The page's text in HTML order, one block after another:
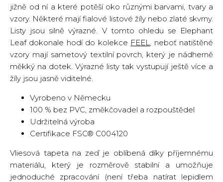
jižně od ní a které potěší oko různými barvami, tvary a
vzory. Některé mají fialové listové žíly nebo zlaté skvrny.
Listy jsou silně výrazné. V tomto ohledu se Elephant
Leaf dokonale hodí do kolekce FEEL, neboť natištěné
vzory mají sametový textilní povrch, který je nádherně
měkký na dotek. Výrazné listy tak vystupují ještě více a
žíly jsou jasně viditelné.
Vyrobeno v Německu
100 % bez PVC, změkčovadel a rozpouštědel
Udržitelná výroba
Certifikace FSC® C004120
Vliesová tapeta na zeď je oblíbená díky příjemnému
materiálu, který je rozměrově stabilní a umožňuje
jednoduché zpracování (není třeba natírat lepidlem